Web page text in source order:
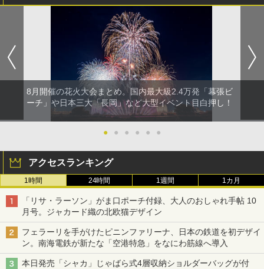
8月開催の花火大会まとめ。国内最大級2.4万発「幕張ビ
ーチ」や日本三大「長岡」など大型イベント目白押し！
● ● ● ● ● ●
アクセスランキング
1時間 24時間 1週間 1カ月
「リサ・ラーソン」がま口ポーチ付録、大人のおしゃれ手帖 10
月号。ジャカード織の北欧猫デザイン
フェラーリを手がけたピニンファリーナ、日本の鉄道を初デザイ
ン。南海電鉄が新たな「空港特急」をなにわ筋線へ導入
本日発売「シャカ」じゃばら式4層収納ショルダーバッグが付